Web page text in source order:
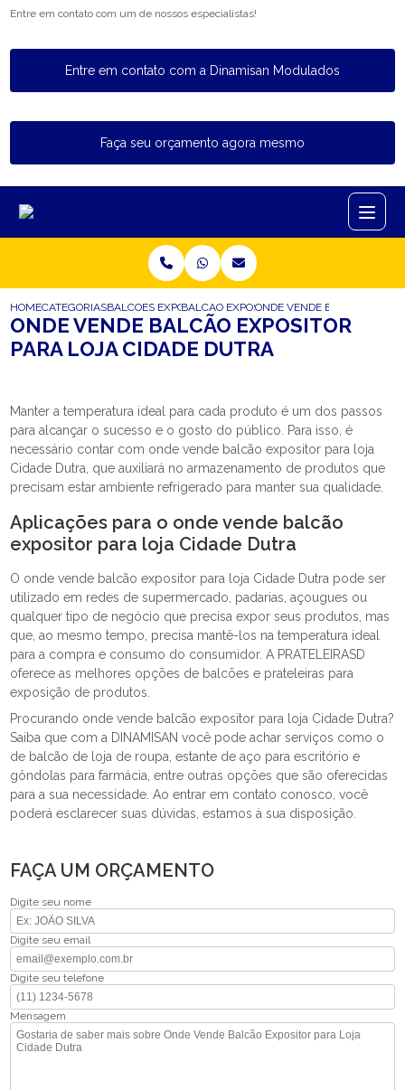
Entre em contato com um de nossos especialistas!
Entre em contato com a Dinamisan Modulados
Faça seu orçamento agora mesmo
HOMECATEGORIASBALCOES EXPOSITORESBALCAO EXPOSITOR REFRIGERADO
ONDE VENDE BALCAO
ONDE VENDE BALCÃO EXPOSITOR
PARA LOJA CIDADE DUTRA
Manter a temperatura ideal para cada produto é um dos passos
para alcançar o sucesso e o gosto do público. Para isso, é
necessário contar com onde vende balcão expositor para loja
Cidade Dutra, que auxiliará no armazenamento de produtos que
precisam estar ambiente refrigerado para manter sua qualidade.
Aplicações para o onde vende balcão
expositor para loja Cidade Dutra
O onde vende balcão expositor para loja Cidade Dutra pode ser
utilizado em redes de supermercado, padarias, açougues ou
qualquer tipo de negócio que precisa expor seus produtos, mas
que, ao mesmo tempo, precisa mantê-los na temperatura ideal
para a compra e consumo do consumidor. A PRATELEIRASD
oferece as melhores opções de balcões e prateleiras para
exposição de produtos.
Procurando onde vende balcão expositor para loja Cidade Dutra?
Saiba que com a DINAMISAN você pode achar serviços como o
de balcão de loja de roupa, estante de aço para escritório e
gôndolas para farmácia, entre outras opções que são oferecidas
para a sua necessidade. Ao entrar em contato conosco, você
poderá esclarecer suas dúvidas, estamos à sua disposição.
FAÇA UM ORÇAMENTO
Digite seu nome
Digite seu email
Digite seu telefone
Mensagem